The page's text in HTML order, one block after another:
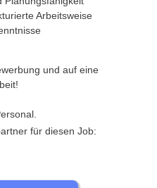
Arbeitsweise
und auf eine
für diesen Job: